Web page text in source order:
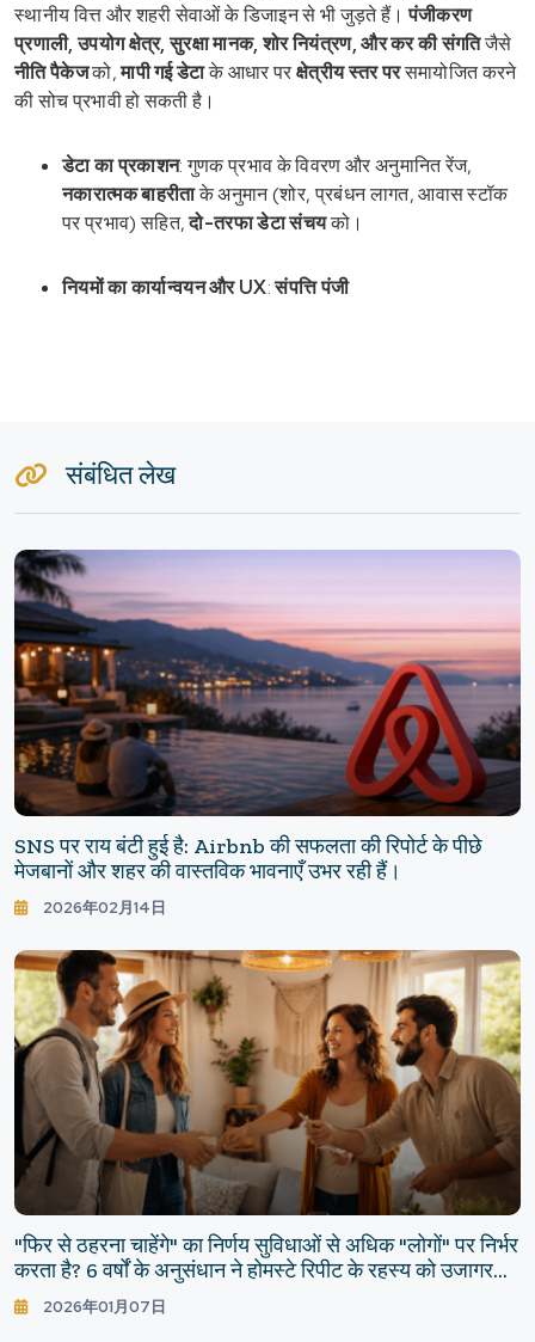
स्थानीय वित्त और शहरी सेवाओं के डिजाइन से भी जुड़ते हैं।पंजीकरण
प्रणाली, उपयोग क्षेत्र, सुरक्षा मानक, शोर नियंत्रण, और कर की संगतिजैसे
नीति पैकेजको,मापी गई डेटाके आधार परक्षेत्रीय स्तर परसमायोजित करने
की सोच प्रभावी हो सकती है।
डेटा का प्रकाशन: गुणक प्रभाव के विवरण और अनुमानित रेंज,
नकारात्मक बाहरीताके अनुमान (शोर, प्रबंधन लागत, आवास स्टॉक
पर प्रभाव) सहित,दो-तरफा डेटा संचयको।
नियमों का कार्यान्वयन और UX:संपत्ति पंजी
संबंधित लेख
SNS पर राय बंटी हुई है: Airbnb की सफलता की रिपोर्ट के पीछे
मेजबानों और शहर की वास्तविक भावनाएँ उभर रही हैं।
2026年02月14日
"फिर से ठहरना चाहेंगे" का निर्णय सुविधाओं से अधिक "लोगों" पर निर्भर
करता है? 6 वर्षों के अनुसंधान ने होमस्टे रिपीट के रहस्य को उजागर
किया।2026年01月07日